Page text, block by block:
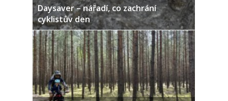
Daysaver – nářadí, co zachrání
cyklistův den